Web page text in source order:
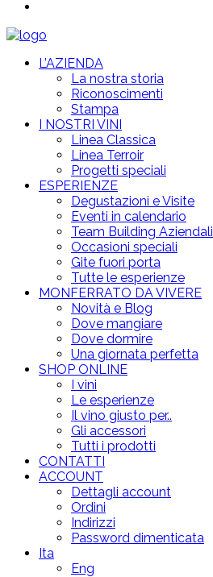
L’AZIENDA
La nostra storia
Riconoscimenti
Stampa
I NOSTRI VINI
Linea Classica
Linea Terroir
Progetti speciali
ESPERIENZE
Degustazioni e Visite
Eventi in calendario
Team Building Aziendali
Occasioni speciali
Gite fuori porta
Tutte le esperienze
MONFERRATO DA VIVERE
Novità e Blog
Dove mangiare
Dove dormire
Una giornata perfetta
SHOP ONLINE
I vini
Le esperienze
Il vino giusto per..
Gli accessori
Tutti i prodotti
CONTATTI
ACCOUNT
Dettagli account
Ordini
Indirizzi
Password dimenticata
Ita
Eng